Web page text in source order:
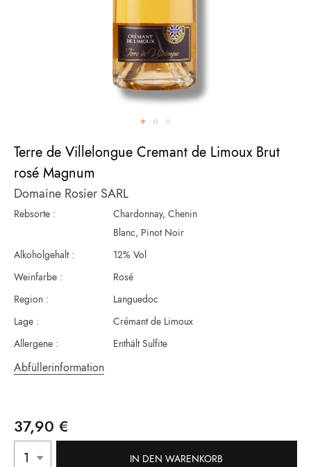
Terre de Villelongue Cremant de Limoux Brut
rosé Magnum
Domaine Rosier SARL
Rebsorte :
Chardonnay, Chenin
Blanc, Pinot Noir
Alkoholgehalt :
12% Vol
Weinfarbe :
Rosé
Region :
Languedoc
Lage :
Crémant de Limoux
Allergene :
Enthält Sulfite
Abfüllerinformation
37,90 €
IN DEN WARENKORB
Anfang
Bildergalerie
springen